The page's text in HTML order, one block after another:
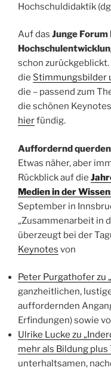
Hochschuldidaktik
Auf das Junge Forum
schon
die Stimmungsbilder
die – passend zum
die schönen
hierfündig.
Auffordernd
Etwas näher, aber
Rückblick auf die
Medien in der
September in
„Zusammenarbeit in
überzeugt bei der
Keynotes von
Peter Purgathofer zu
ganzheitlichen,
auffordernden
Erfindungen) sowie
Ulrike Lucke zu
mehr als Bildung plus
unterhaltsamen,